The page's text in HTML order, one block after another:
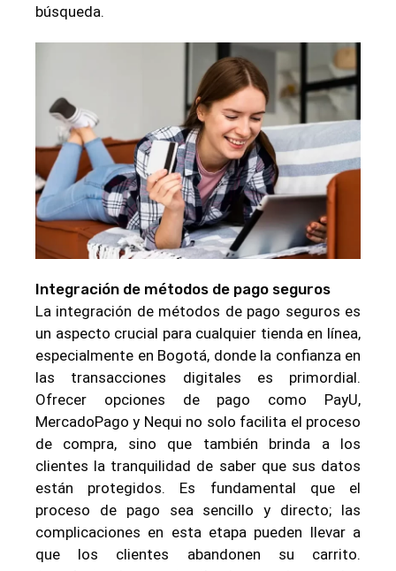
búsqueda.
Integración de métodos de pago seguros
La integración de métodos de pago seguros es
un aspecto crucial para cualquier tienda en línea,
especialmente en Bogotá, donde la confianza en
las transacciones digitales es primordial.
Ofrecer opciones de pago como PayU,
MercadoPago y Nequi no solo facilita el proceso
de compra, sino que también brinda a los
clientes la tranquilidad de saber que sus datos
están protegidos. Es fundamental que el
proceso de pago sea sencillo y directo; las
complicaciones en esta etapa pueden llevar a
que los clientes abandonen su carrito.